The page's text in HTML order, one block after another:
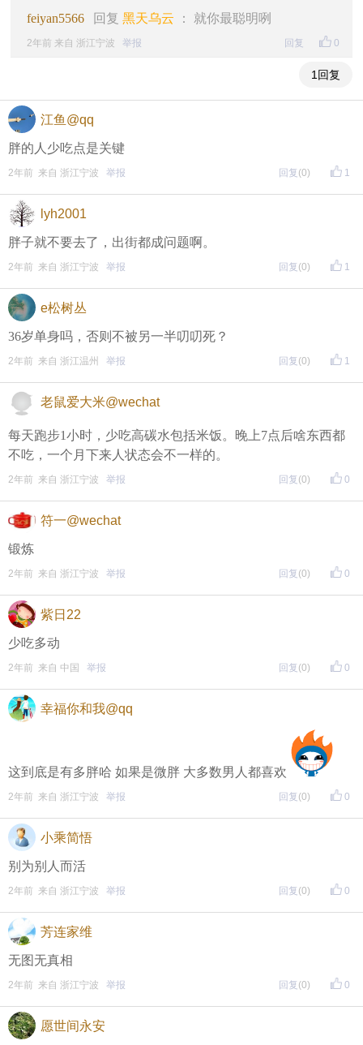
feiyan5566 回复 黑天乌云 ： 就你最聪明咧
0
2年前 来自 浙江宁波 举报 回复
1回复
江鱼@qq
胖的人少吃点是关键
1
2年前 来自 浙江宁波 举报 回复 (0)
lyh2001
胖子就不要去了，出街都成问题啊。
1
2年前 来自 浙江宁波 举报 回复 (0)
e松树丛
36岁单身吗，否则不被另一半叨叨死？
1
2年前 来自 浙江温州 举报 回复 (0)
老鼠爱大米@wechat
每天跑步1小时，少吃高碳水包括米饭。晚上7点后啥东西都
不吃，一个月下来人状态会不一样的。
0
2年前 来自 浙江宁波 举报 回复 (0)
符一@wechat
锻炼
0
2年前 来自 浙江宁波 举报 回复 (0)
紫日22
少吃多动
0
2年前 来自 中国 举报 回复 (0)
幸福你和我@qq
这到底是有多胖哈 如果是微胖 大多数男人都喜欢
0
2年前 来自 浙江宁波 举报 回复 (0)
小乘简悟
别为别人而活
0
2年前 来自 浙江宁波 举报 回复 (0)
芳连家维
无图无真相
0
2年前 来自 浙江宁波 举报 回复 (0)
愿世间永安